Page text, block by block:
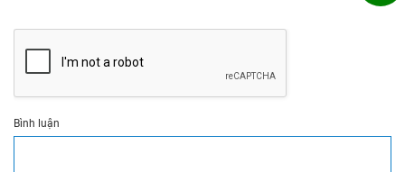
Bình luận